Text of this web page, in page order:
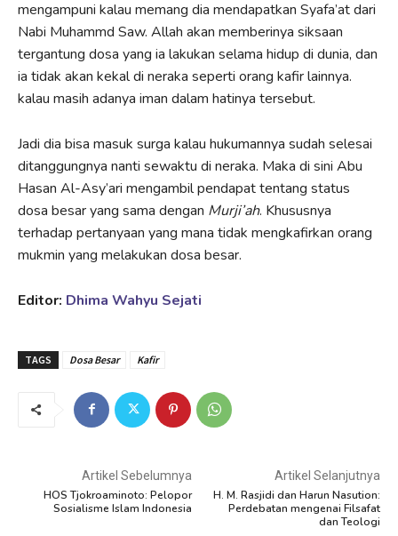
mengampuni kalau memang dia mendapatkan Syafa’at dari
Nabi Muhammd Saw. Allah akan memberinya siksaan
tergantung dosa yang ia lakukan selama hidup di dunia, dan
ia tidak akan kekal di neraka seperti orang kafir lainnya.
kalau masih adanya iman dalam hatinya tersebut.
Jadi dia bisa masuk surga kalau hukumannya sudah selesai
ditanggungnya nanti sewaktu di neraka. Maka di sini Abu
Hasan Al-Asy’ari mengambil pendapat tentang status
dosa besar yang sama dengan Murji’ah. Khususnya
terhadap pertanyaan yang mana tidak mengkafirkan orang
mukmin yang melakukan dosa besar.
Editor: Dhima Wahyu Sejati
TAGS Dosa Besar Kafir
Artikel Sebelumnya
HOS Tjokroaminoto: Pelopor
Sosialisme Islam Indonesia
Artikel Selanjutnya
H. M. Rasjidi dan Harun Nasution:
Perdebatan mengenai Filsafat
dan Teologi